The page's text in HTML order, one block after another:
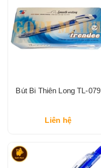
Bút Bi Thiên Long TL-079
Liên hệ